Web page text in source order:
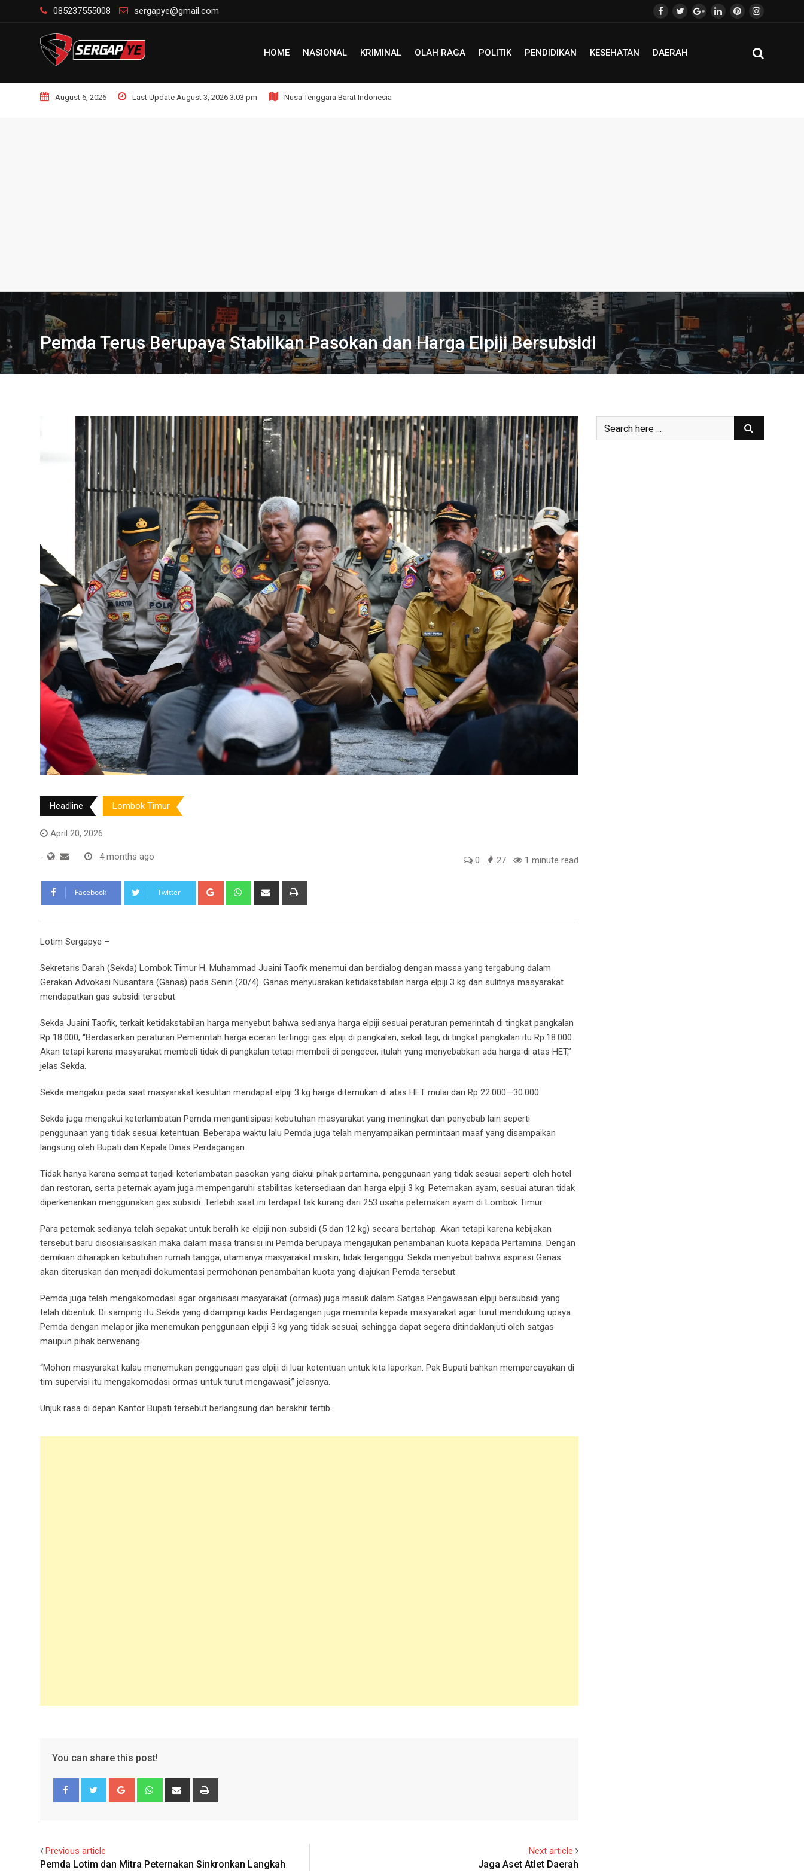
085237555008 sergapye@gmail.com
HOME NASIONAL KRIMINAL OLAH RAGA POLITIK PENDIDIKAN KESEHATAN DAERAH
August 6, 2026 Last Update August 3, 2026 3:03 pm Nusa Tenggara Barat Indonesia
Pemda Terus Berupaya Stabilkan Pasokan dan Harga Elpiji Bersubsidi
Headline Lombok Timur
April 20, 2026
- 4 months ago 0 27 1 minute read
Facebook Twitter Google+ WhatsappShare
Lotim Sergapye –
Sekretaris Darah (Sekda) Lombok Timur H. Muhammad Juaini Taofik menemui dan berdialog dengan massa yang tergabung dalam
Gerakan Advokasi Nusantara (Ganas) pada Senin (20/4). Ganas menyuarakan ketidakstabilan harga elpiji 3 kg dan sulitnya masyarakat
mendapatkan gas subsidi tersebut.
Sekda Juaini Taofik, terkait ketidakstabilan harga menyebut bahwa sedianya harga elpiji sesuai peraturan pemerintah di tingkat pangkalan
Rp 18.000, “Berdasarkan peraturan Pemerintah harga eceran tertinggi gas elpiji di pangkalan, sekali lagi, di tingkat pangkalan itu Rp.18.000.
Akan tetapi karena masyarakat membeli tidak di pangkalan tetapi membeli di pengecer, itulah yang menyebabkan ada harga di atas HET,”
jelas Sekda.
Sekda mengakui pada saat masyarakat kesulitan mendapat elpiji 3 kg harga ditemukan di atas HET mulai dari Rp 22.000—30.000.
Sekda juga mengakui keterlambatan Pemda mengantisipasi kebutuhan masyarakat yang meningkat dan penyebab lain seperti
penggunaan yang tidak sesuai ketentuan. Beberapa waktu lalu Pemda juga telah menyampaikan permintaan maaf yang disampaikan
langsung oleh Bupati dan Kepala Dinas Perdagangan.
Tidak hanya karena sempat terjadi keterlambatan pasokan yang diakui pihak pertamina, penggunaan yang tidak sesuai seperti oleh hotel
dan restoran, serta peternak ayam juga mempengaruhi stabilitas ketersediaan dan harga elpiji 3 kg. Peternakan ayam, sesuai aturan tidak
diperkenankan menggunakan gas subsidi. Terlebih saat ini terdapat tak kurang dari 253 usaha peternakan ayam di Lombok Timur.
Para peternak sedianya telah sepakat untuk beralih ke elpiji non subsidi (5 dan 12 kg) secara bertahap. Akan tetapi karena kebijakan
tersebut baru disosialisasikan maka dalam masa transisi ini Pemda berupaya mengajukan penambahan kuota kepada Pertamina. Dengan
demikian diharapkan kebutuhan rumah tangga, utamanya masyarakat miskin, tidak terganggu. Sekda menyebut bahwa aspirasi Ganas
akan diteruskan dan menjadi dokumentasi permohonan penambahan kuota yang diajukan Pemda tersebut.
Pemda juga telah mengakomodasi agar organisasi masyarakat (ormas) juga masuk dalam Satgas Pengawasan elpiji bersubsidi yang
telah dibentuk. Di samping itu Sekda yang didampingi kadis Perdagangan juga meminta kepada masyarakat agar turut mendukung upaya
Pemda dengan melapor jika menemukan penggunaan elpiji 3 kg yang tidak sesuai, sehingga dapat segera ditindaklanjuti oleh satgas
maupun pihak berwenang.
“Mohon masyarakat kalau menemukan penggunaan gas elpiji di luar ketentuan untuk kita laporkan. Pak Bupati bahkan mempercayakan di
tim supervisi itu mengakomodasi ormas untuk turut mengawasi,” jelasnya.
Unjuk rasa di depan Kantor Bupati tersebut berlangsung dan berakhir tertib.
You can share this post!
Google+ WhatsappShare
Previous article
Pemda Lotim dan Mitra Peternakan Sinkronkan Langkah
Next article
Jaga Aset Atlet Daerah